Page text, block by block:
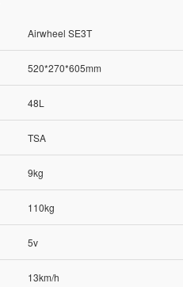
Airwheel SE3T
520*270*605mm
48L
TSA
9kg
110kg
5v
13km/h